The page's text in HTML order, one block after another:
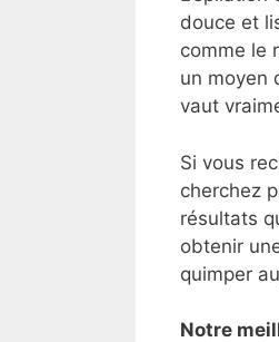
douce et
comme le
un moyen
vaut
Si vous
cherchez
résultats
obtenir
quimper
Notre